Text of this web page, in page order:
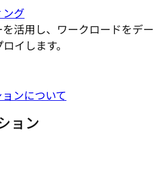
グ
活用し、ワークロードをデー
イします。
ンについて
ョン